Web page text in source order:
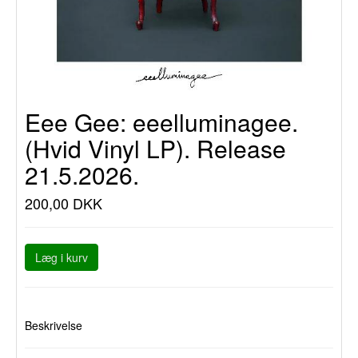
Eee Gee: eeelluminagee.
(Hvid Vinyl LP). Release
21.5.2026.
200,00 DKK
Læg i kurv
Beskrivelse